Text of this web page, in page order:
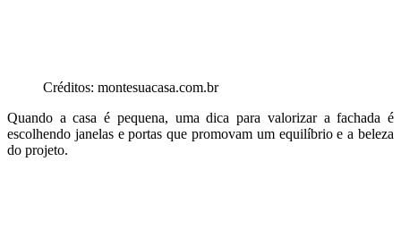
Créditos: montesuacasa.com.br
Quando a casa é pequena, uma dica para valorizar a fachada é
escolhendo janelas e portas que promovam um equilíbrio e a beleza
do projeto.